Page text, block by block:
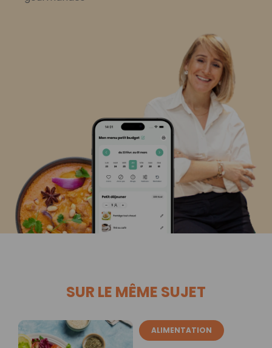
SUR LE MÊME SUJET
ALIMENTATION